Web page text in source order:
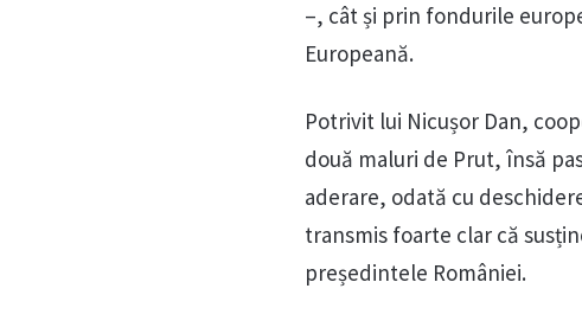
–, cât și prin fondurile
Europeană.
Potrivit lui Nicușor Dan,
două maluri de Prut, însă
aderare, odată cu
transmis foarte clar că
președintele României.